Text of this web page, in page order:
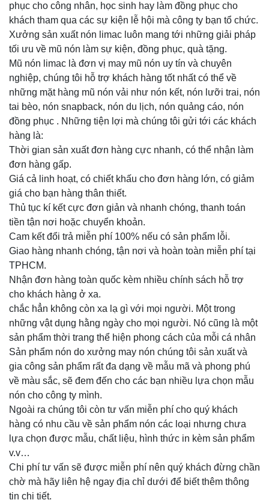
phục cho công nhân, học sinh hay làm đồng phục cho
khách tham qua các sự kiện lễ hội mà công ty bạn tổ chức.
Xưởng sản xuất nón limac luôn mang tới những giải pháp
tối ưu về mũ nón làm sự kiện, đồng phục, quà tặng.
Mũ nón limac là đơn vị may mũ nón uy tín và chuyên
nghiệp, chúng tôi hỗ trợ khách hàng tốt nhất có thể về
những mặt hàng mũ nón vải như nón kết, nón lưỡi trai, nón
tai bèo, nón snapback, nón du lịch, nón quảng cáo, nón
đồng phục . Những tiện lợi mà chúng tôi gửi tới các khách
hàng là:
Thời gian sản xuất đơn hàng cực nhanh, có thể nhận làm
đơn hàng gấp.
Giá cả linh hoạt, có chiết khấu cho đơn hàng lớn, có giảm
giá cho bạn hàng thân thiết.
Thủ tục kí kết cực đơn giản và nhanh chóng, thanh toán
tiền tận nơi hoặc chuyển khoản.
Cam kết đổi trả miễn phí 100% nếu có sản phẩm lỗi.
Giao hàng nhanh chóng, tận nơi và hoàn toàn miễn phí tại
TPHCM.
Nhận đơn hàng toàn quốc kèm nhiều chính sách hỗ trợ
cho khách hàng ở xa.
chắc hẳn không còn xa lạ gì với mọi người. Một trong
những vật dụng hằng ngày cho mọi người. Nó cũng là một
sản phẩm thời trang thể hiện phong cách của mỗi cá nhân
Sản phẩm nón do xưởng may nón chúng tôi sản xuất và
gia công sản phẩm rất đa dạng về mẫu mã và phong phú
về màu sắc, sẽ đem đến cho các bạn nhiều lựa chọn mẫu
nón cho công ty mình.
Ngoài ra chúng tôi còn tư vấn miễn phí cho quý khách
hàng có nhu cầu về sản phẩm nón các loại nhưng chưa
lựa chọn được mẫu, chất liệu, hình thức in kèm sản phẩm
v.v…
Chi phí tư vấn sẽ được miễn phí nên quý khách đừng chần
chờ mà hãy liên hệ ngay địa chỉ dưới để biết thêm thông
tin chi tiết.